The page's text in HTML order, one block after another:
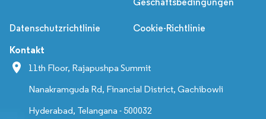
Geschäftsbedingungen
Datenschutzrichtlinie Cookie-Richtlinie
Kontakt
11th Floor, Rajapushpa Summit
Nanakramguda Rd, Financial District, Gachibowli
Hyderabad, Telangana - 500032